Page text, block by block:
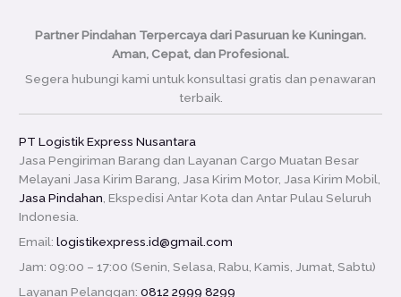
Partner Pindahan Terpercaya dari Pasuruan ke Kuningan.
Aman, Cepat, dan Profesional.
Segera hubungi kami untuk konsultasi gratis dan penawaran
terbaik.
PT Logistik Express Nusantara
Jasa Pengiriman Barang dan Layanan Cargo Muatan Besar
Melayani Jasa Kirim Barang, Jasa Kirim Motor, Jasa Kirim Mobil,
Jasa Pindahan, Ekspedisi Antar Kota dan Antar Pulau Seluruh
Indonesia.
Email:logistikexpress.id@gmail.com
Jam: 09:00 – 17:00 (Senin, Selasa, Rabu, Kamis, Jumat, Sabtu)
Layanan Pelanggan:0812 2999 8299